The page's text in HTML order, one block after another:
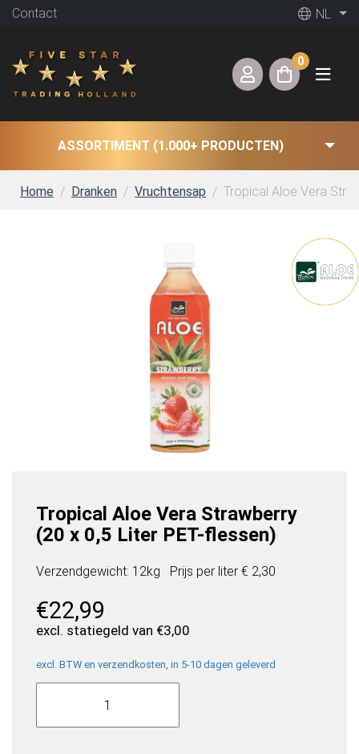
Contact NL
0
ASSORTIMENT (1.000+ PRODUCTEN)
Home Dranken Vruchtensap Tropical Aloe Vera
Tropical Aloe Vera Strawberry
(20 x 0,5 Liter PET-flessen)
Verzendgewicht: 12kg Prijs per liter € 2,30
€22,99
excl. statiegeld van €3,00
excl. BTW en verzendkosten, in 5-10 dagen geleverd
Tropical
Vera